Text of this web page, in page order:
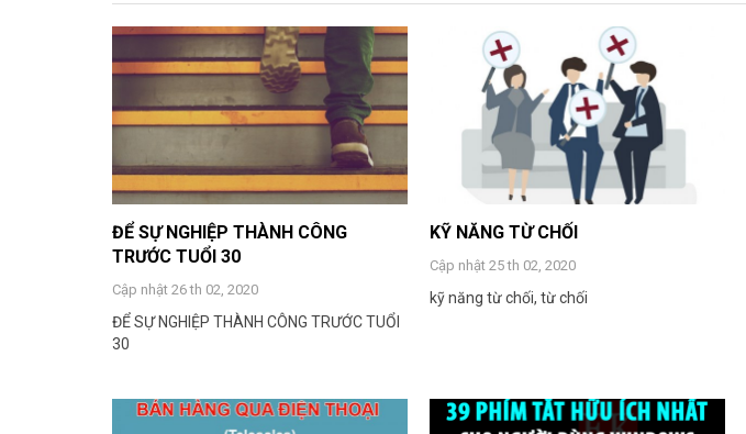
ĐỂ SỰ NGHIỆP THÀNH CÔNG
TRƯỚC TUỔI 30
Cập nhật 26 th 02, 2020
ĐỂ SỰ NGHIỆP THÀNH CÔNG TRƯỚC TUỔI
30
KỸ NĂNG TỪ CHỐI
Cập nhật 25 th 02, 2020
kỹ năng từ chối, từ chối